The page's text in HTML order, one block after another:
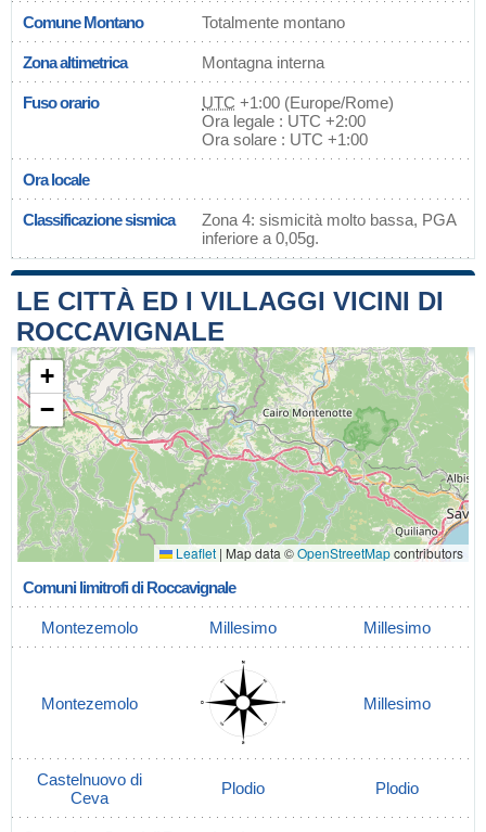
Comune Montano Totalmente montano
Zona altimetrica Montagna interna
Fuso orario UTC +1:00 (Europe/Rome)
Ora legale : UTC +2:00
Ora solare : UTC +1:00
Ora locale
Classificazione sismica
Zona 4: sismicità molto bassa, PGA
inferiore a 0,05g.
LE CITTÀ ED I VILLAGGI VICINI DI
ROCCAVIGNALE
+
−
Leaflet | Map data ©OpenStreetMapcontributors
Comuni limitrofi di Roccavignale
Montezemolo Millesimo Millesimo
Montezemolo Millesimo
Castelnuovo di
Ceva
Plodio Plodio